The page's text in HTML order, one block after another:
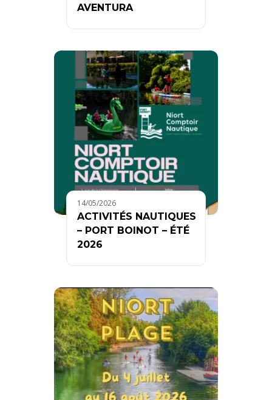
AVENTURA
14/05/2026
ACTIVITÉS NAUTIQUES
– PORT BOINOT – ÉTÉ
2026